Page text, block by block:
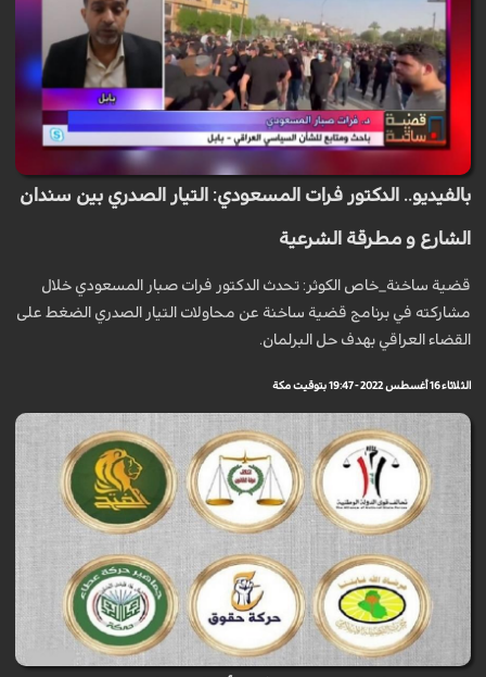
بالفيديو.. الدكتور فرات المسعودي: التيار الصدري بين سندان
الشارع و مطرقة الشرعية
قضية ساخنة_خاص الكوثر: تحدث الدكتور فرات صبار المسعودي خلال
مشاركته في برنامج قضية ساخنة عن محاولات التيار الصدري الضغط على
القضاء العراقي بهدف حل البرلمان.
الثلاثاء 16 أغسطس 2022 - 19:47 بتوقيت مكة